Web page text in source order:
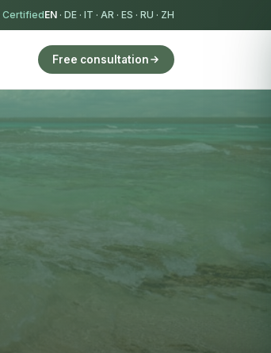
CertifiedEN · DE · IT · AR · ES · RU · ZH
Free consultation